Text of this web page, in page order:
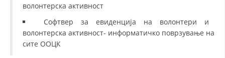
ЗНАЧЕЊЕ НА СЛУЖБАТА ЗА БАРАЊЕ
ФОРМУЛАРИ ЗА БАРАЊА
ЗДРАВСТВЕНО ПРЕВЕНТИВНА ДЕЈНОСТ
волонтерска активност
Софтвер за евиденција на волонтери и
волонтерска активност- информатичко поврзување на
сите ООЦК